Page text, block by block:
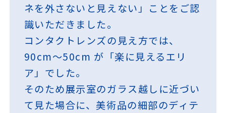
ネを外さないと見えない」ことをご認
識いただきました。
コンタクトレンズの見え方では、
90cm～50cm が「楽に見えるエリ
ア」でした。
そのため展示室のガラス越しに近づい
て見た場合に、美術品の細部のディテ